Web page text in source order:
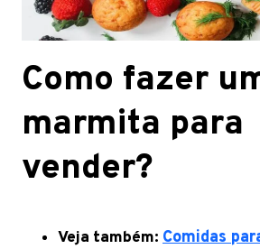
Como fazer
marmita para
vender?
Veja também: Comidas